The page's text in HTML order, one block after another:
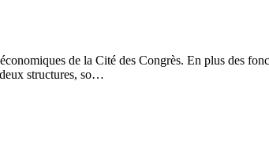
de la Cité des Congrès. En plus des
structures, so…